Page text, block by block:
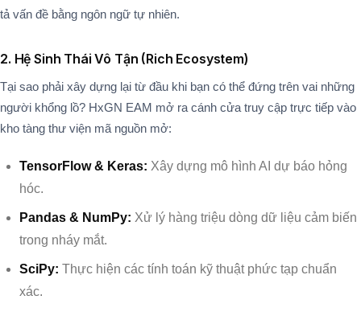
tả vấn đề bằng ngôn ngữ tự nhiên.
2. Hệ Sinh Thái Vô Tận (Rich Ecosystem)
Tại sao phải xây dựng lại từ đầu khi bạn có thể đứng trên vai những
người khổng lồ? HxGN EAM mở ra cánh cửa truy cập trực tiếp vào
kho tàng thư viện mã nguồn mở:
TensorFlow & Keras: Xây dựng mô hình AI dự báo hỏng
hóc.
Pandas & NumPy: Xử lý hàng triệu dòng dữ liệu cảm biến
trong nháy mắt.
SciPy: Thực hiện các tính toán kỹ thuật phức tạp chuẩn
xác.